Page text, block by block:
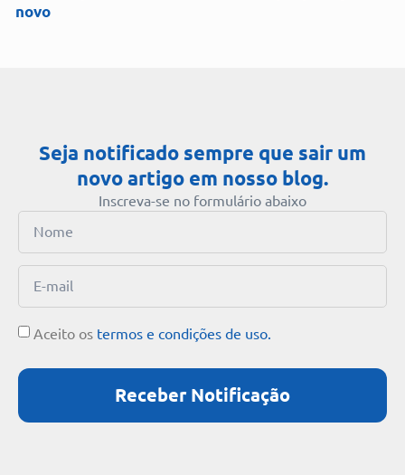
novo
Seja notificado sempre que sair um
novo artigo em nosso blog.
Inscreva-se no formulário abaixo
Aceito os termos e condições de uso.
Receber Notificação